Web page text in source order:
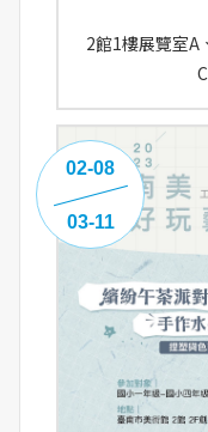
2館1樓展覽室A
02-08
03-11